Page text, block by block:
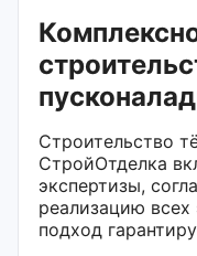
Строительство
СтройОтделка
экспертизы,
реализацию
подход